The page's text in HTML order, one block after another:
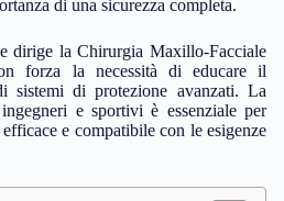
di una sicurezza completa.
dirige la Chirurgia Maxillo-Facciale
forza la necessità di educare il
sistemi di protezione avanzati. La
e sportivi è essenziale per
e compatibile con le esigenze